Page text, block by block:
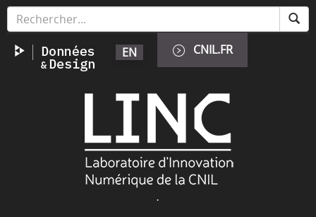
Aller
principal
EN CNIL.FR
.
Panneau de gestion des cookies